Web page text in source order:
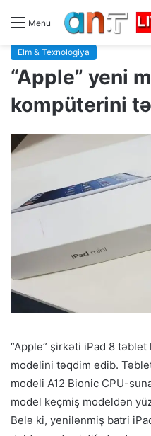
Menu
Elm & Texnologiya
“Apple” yeni
kompüterini
“Apple” şirkəti iPad 8
modelini təqdim edib.
modeli A12 Bionic CPU-
model keçmiş modeldən
Belə ki, yenilənmiş batri